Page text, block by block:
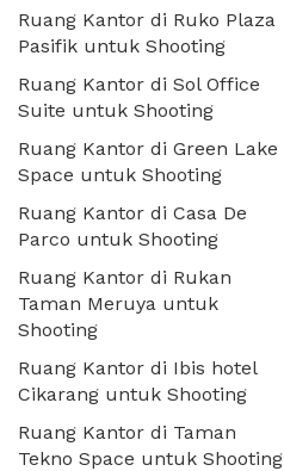
Ruang Kantor di Ruko Plaza
Pasifik untuk Shooting
Ruang Kantor di Sol Office
Suite untuk Shooting
Ruang Kantor di Green Lake
Space untuk Shooting
Ruang Kantor di Casa De
Parco untuk Shooting
Ruang Kantor di Rukan
Taman Meruya untuk
Shooting
Ruang Kantor di Ibis hotel
Cikarang untuk Shooting
Ruang Kantor di Taman
Tekno Space untuk Shooting